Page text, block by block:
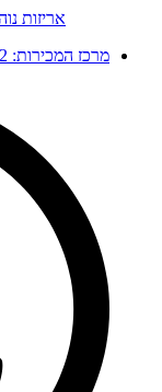
אריזות
מרכז המכירות: 0722799202